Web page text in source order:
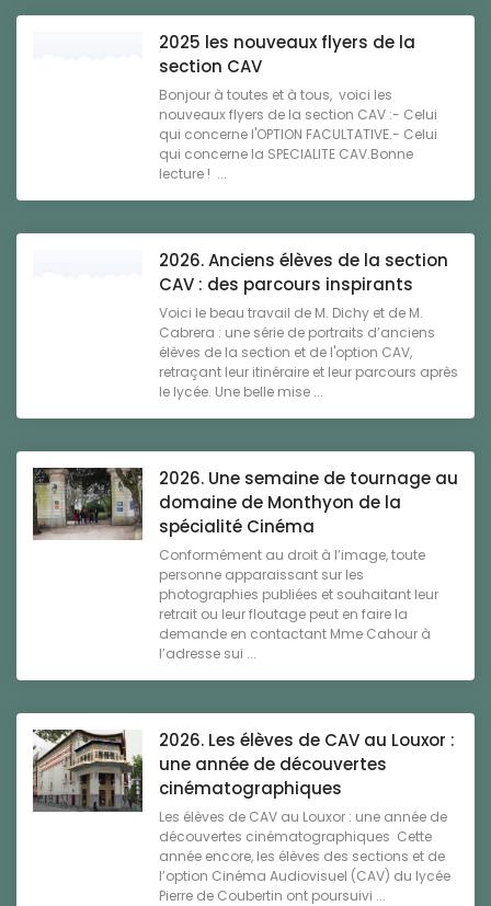
2025 les nouveaux flyers de la
section CAV
Bonjour à toutes et à tous, voici les
nouveaux flyers de la section CAV :- Celui
qui concerne l'OPTION FACULTATIVE.- Celui
qui concerne la SPECIALITE CAV.Bonne
lecture ! ...
2026. Anciens élèves de la section
CAV : des parcours inspirants
Voici le beau travail de M. Dichy et de M.
Cabrera : une série de portraits d’anciens
élèves de la section et de l'option CAV,
retraçant leur itinéraire et leur parcours après
le lycée. Une belle mise ...
2026. Une semaine de tournage au
domaine de Monthyon de la
spécialité Cinéma
Conformément au droit à l’image, toute
personne apparaissant sur les
photographies publiées et souhaitant leur
retrait ou leur floutage peut en faire la
demande en contactant Mme Cahour à
l’adresse sui ...
2026. Les élèves de CAV au Louxor :
une année de découvertes
cinématographiques
Les élèves de CAV au Louxor : une année de
découvertes cinématographiques Cette
année encore, les élèves des sections et de
l’option Cinéma Audiovisuel (CAV) du lycée
Pierre de Coubertin ont poursuivi ...